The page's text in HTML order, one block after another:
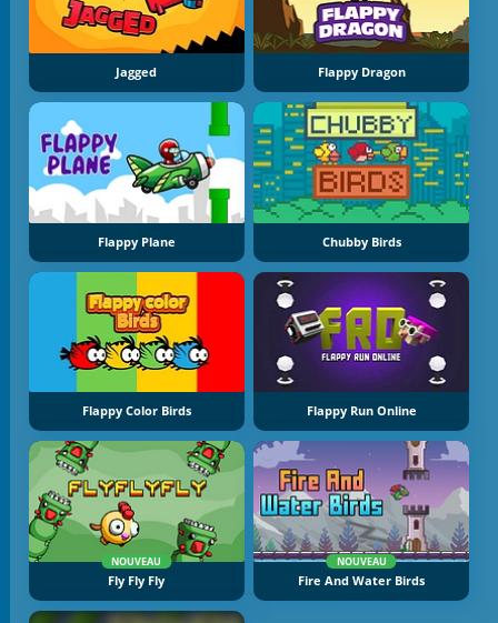
Jagged Flappy Dragon
Flappy Plane Chubby Birds
Flappy Color Birds Flappy Run Online
NOUVEAU
Fly Fly Fly
NOUVEAU
Fire And Water Birds